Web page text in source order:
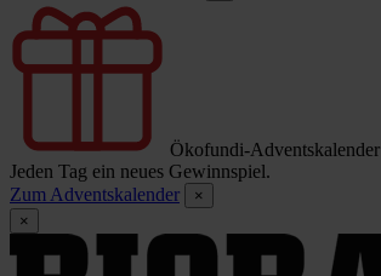
Ökofundi-Adventskalender
Jeden Tag ein neues Gewinnspiel.
Zum Adventskalender
×
×